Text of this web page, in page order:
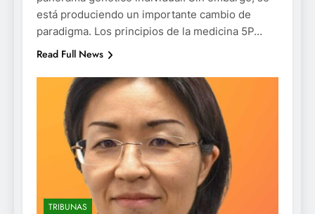
está produciendo un importante cambio de
paradigma. Los principios de la medicina 5P…
Read Full News
TRIBUNAS